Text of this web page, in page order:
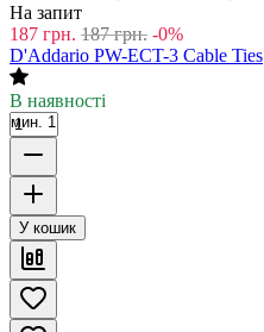
На запит
187 грн. 187 грн. -0%
D'Addario PW-ECT-3 Cable Ties
В наявності
мин. 1
У кошик